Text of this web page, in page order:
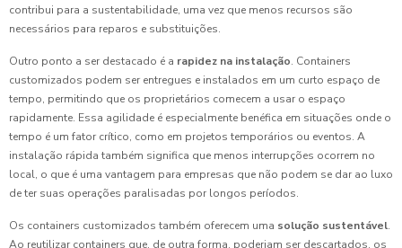
contribui para a sustentabilidade, uma vez que menos recursos são
necessários para reparos e substituições.
Outro ponto a ser destacado é a rapidez na instalação. Containers
customizados podem ser entregues e instalados em um curto espaço de
tempo, permitindo que os proprietários comecem a usar o espaço
rapidamente. Essa agilidade é especialmente benéfica em situações onde o
tempo é um fator crítico, como em projetos temporários ou eventos. A
instalação rápida também significa que menos interrupções ocorrem no
local, o que é uma vantagem para empresas que não podem se dar ao luxo
de ter suas operações paralisadas por longos períodos.
Os containers customizados também oferecem uma solução sustentável.
Ao reutilizar containers que, de outra forma, poderiam ser descartados, os